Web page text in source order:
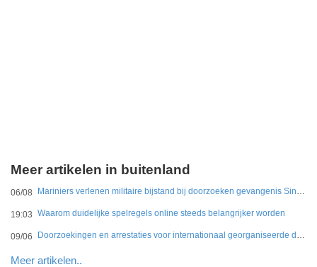
Meer artikelen in buitenland
06/08 Mariniers verlenen militaire bijstand bij doorzoeken gevangenis Sint Maarten
19:03 Waarom duidelijke spelregels online steeds belangrijker worden
09/06 Doorzoekingen en arrestaties voor internationaal georganiseerde drugshandel in Duitsland en Nederland
Meer artikelen..